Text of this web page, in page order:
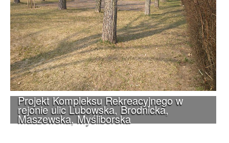
Projekt Kompleksu Rekreacyjnego w
rejonie ulic Lubowska, Brodnicka,
Maszewska, Myśliborska